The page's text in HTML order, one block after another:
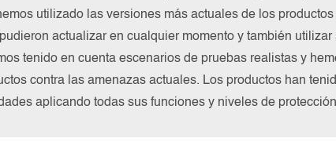
utilizado las versiones más actuales de los productos
actualizar en cualquier momento y también utilizar
tenido en cuenta escenarios de pruebas realistas y
contra las amenazas actuales. Los productos han
aplicando todas sus funciones y niveles de